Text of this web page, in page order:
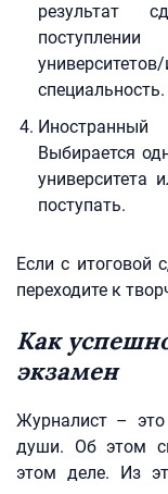
результат
специальность.
Выбирается
университета
поступать.
Если с итоговой
переходите к
Как
экзамен
Журналист – это
души. Об этом
этом деле. Из